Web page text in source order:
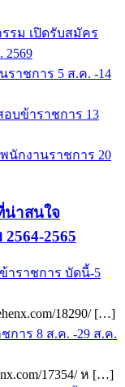
รม เปิดรับสมัคร
2569
าชการ 5 ส.ค. -14
บข้าราชการ 13
นักงานราชการ 20
น่าสนใจ
2565
าราชการ บัดนี้-5
18290/ […]
าร 8 ส.ค. -29 ส.ค.
17354/ ห […]